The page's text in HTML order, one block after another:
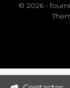
© 2026 -